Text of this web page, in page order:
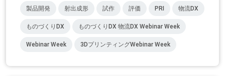
製品開発 射出成形 試作 評価 PRI 物流DX
ものづくりDX ものづくりDX 物流DX Webinar Week
Webinar Week 3DプリンティングWebinar Week